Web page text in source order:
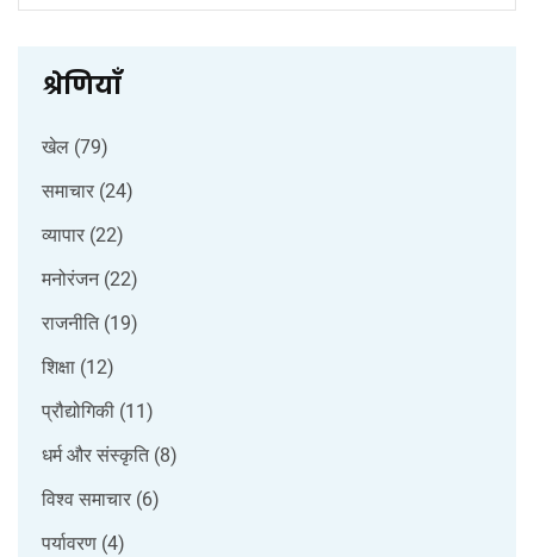
श्रेणियाँ
खेल (79)
समाचार (24)
व्यापार (22)
मनोरंजन (22)
राजनीति (19)
शिक्षा (12)
प्रौद्योगिकी (11)
धर्म और संस्कृति (8)
विश्व समाचार (6)
पर्यावरण (4)